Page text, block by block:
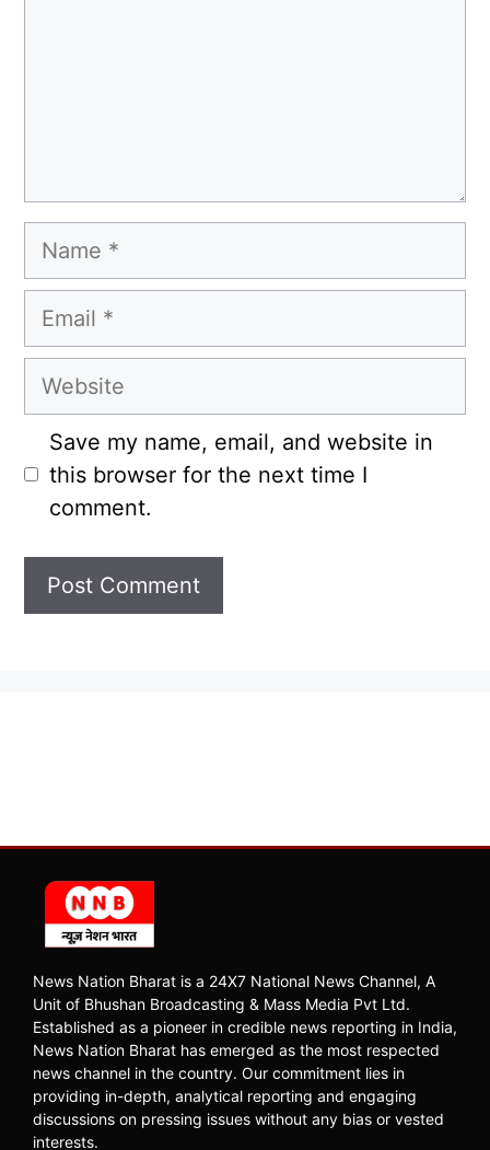
Name
Email
Website
Save my name, email, and website in
this browser for the next time I
comment.
News Nation Bharat is a 24X7 National News Channel, A
Unit of Bhushan Broadcasting & Mass Media Pvt Ltd.
Established as a pioneer in credible news reporting in India,
News Nation Bharat has emerged as the most respected
news channel in the country. Our commitment lies in
providing in-depth, analytical reporting and engaging
discussions on pressing issues without any bias or vested
interests.